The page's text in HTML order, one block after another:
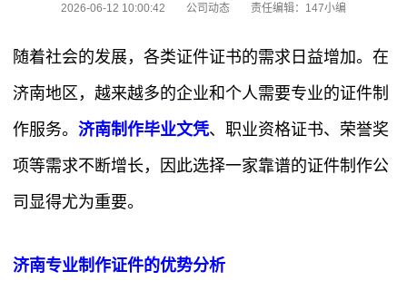
2026-06-12 10:00:42 公司动态 责任编辑：147小编
随着社会的发展，各类证件证书的需求日益增加。在
济南地区，越来越多的企业和个人需要专业的证件制
作服务。 济南制作毕业文凭、职业资格证书、荣誉奖
项等需求不断增长，因此选择一家靠谱的证件制作公
司显得尤为重要。
济南专业制作证件的优势分析